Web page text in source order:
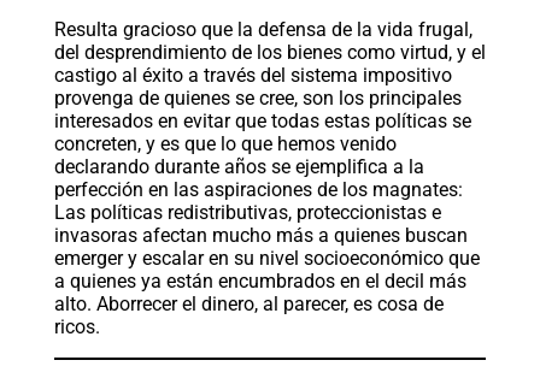
Resulta gracioso que la defensa de la vida frugal,
del desprendimiento de los bienes como virtud, y el
castigo al éxito a través del sistema impositivo
provenga de quienes se cree, son los principales
interesados en evitar que todas estas políticas se
concreten, y es que lo que hemos venido
declarando durante años se ejemplifica a la
perfección en las aspiraciones de los magnates:
Las políticas redistributivas, proteccionistas e
invasoras afectan mucho más a quienes buscan
emerger y escalar en su nivel socioeconómico que
a quienes ya están encumbrados en el decil más
alto. Aborrecer el dinero, al parecer, es cosa de
ricos.